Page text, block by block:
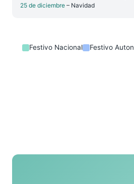
25 de diciembre – Navidad
Festivo Nacional Festivo